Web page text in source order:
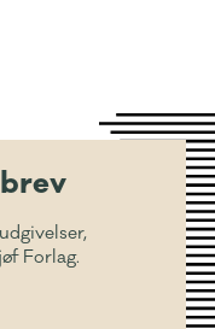
Forlag.